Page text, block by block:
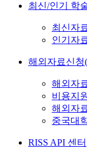
최신/인기 학
최신자
인기자
해외자료신청
해외자
비용지
해외자
중국대
RISS API 센터